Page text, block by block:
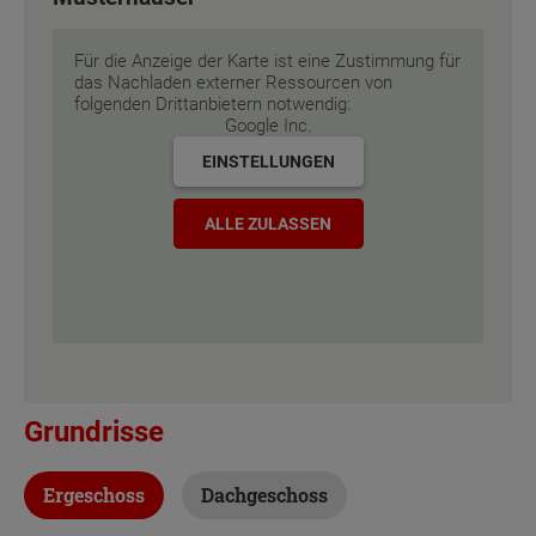
Energiestandard
Inklusivausstattung
Energiestandard
Inklusivausstattung
Für die Anzeige der Karte ist eine Zustimmung für
das Nachladen externer Ressourcen von
folgenden Drittanbietern notwendig:
Google Inc.
EINSTELLUNGEN
ALLE ZULASSEN
Grundrisse
Ergeschoss Dachgeschoss